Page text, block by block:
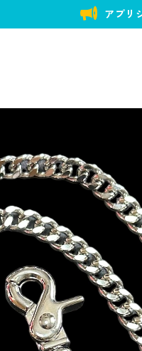
アプリ